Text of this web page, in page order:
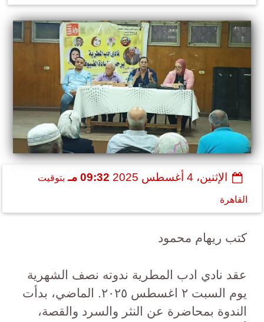
الإثنين، 4 أغسطس 2025 09:32 مـ بتوقيت
القاهرة
كتب ريهام محمود
عقد نادي ادب المطرية ندوته نصف الشهرية
يوم السبت ٢ اغسطس ٢٠٢٥. الماضي، بدأت
الندوة بمحاضرة عن النثر والسرد والقصة،